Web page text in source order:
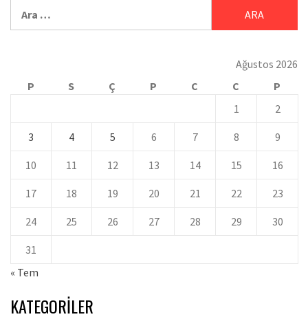
Ağustos 2026
P
S Ç P C C
P
1
2
3 4 5 6 7 8 9
10 11 12 13 14 15 16
17 18 19 20 21 22 23
24 25 26 27 28 29 30
31
« Tem
KATEGORILER